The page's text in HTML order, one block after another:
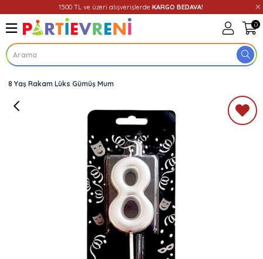
1500 TL ve üzeri alışverişlerde KARGO BEDAVA!
0
Üye Girişi
8 Yaş Rakam Lüks Gümüş Mum